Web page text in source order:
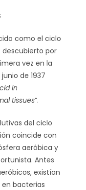
como el ciclo
descubierto por
vez en la
de 1937
in
tissues”.
del ciclo
coincide con
aeróbica y
Antes
existían
bacterias